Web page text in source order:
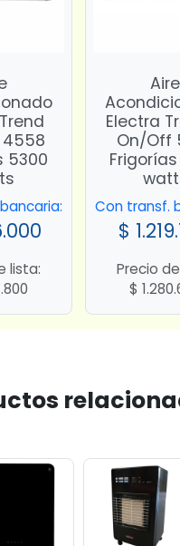
4558
5300
lista:
Aire
Electra
On/Off
Con transf.
$
Precio
$